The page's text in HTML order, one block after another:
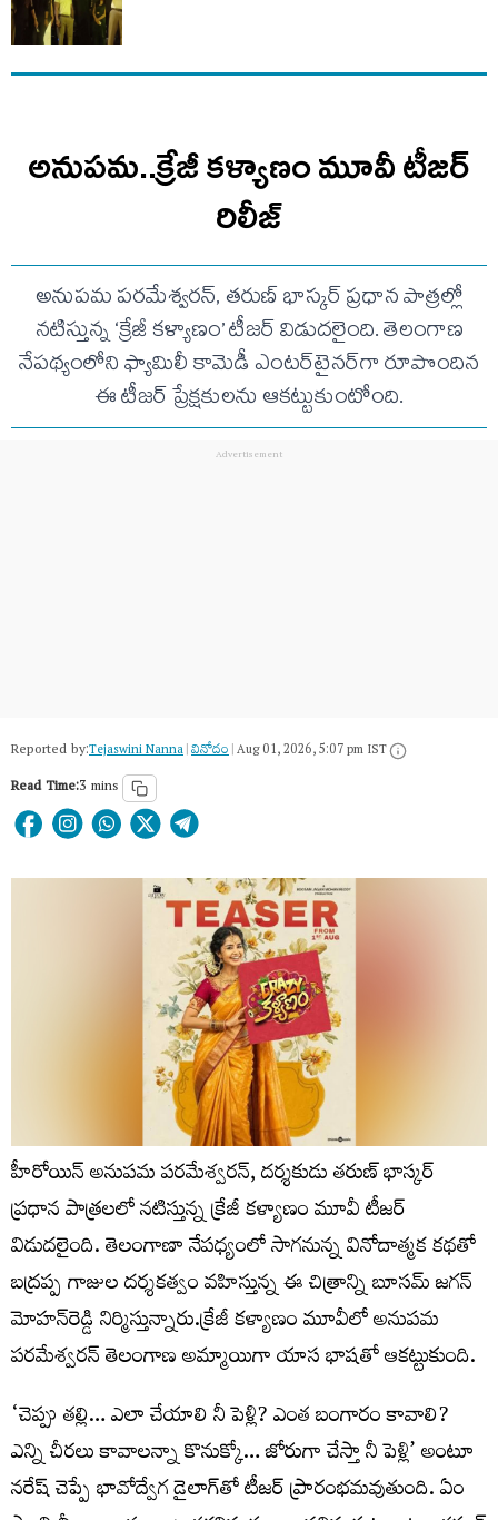
అనుపమ..క్రేజీ కళ్యాణం మూవీ టీజర్
రిలీజ్
అనుపమ పరమేశ్వరన్, తరుణ్ భాస్కర్ ప్రధాన పాత్రల్లో
నటిస్తున్న ‘క్రేజీ కళ్యాణం’ టీజర్ విడుదలైంది. తెలంగాణ
నేపథ్యంలోని ఫ్యామిలీ కామెడీ ఎంటర్‌టైనర్‌గా రూపొందిన
ఈ టీజర్ ప్రేక్షకులను ఆకట్టుకుంటోంది.
Reported by:Tejaswini Nanna|వినోదం|Aug 01, 2026, 5:07 pm IST
Read Time:3 mins
హీరోయిన్ అనుపమ పరమేశ్వరన్, దర్శకుడు తరుణ్ భాస్కర్
ప్రధాన పాత్రలలో నటిస్తున్న క్రేజీ కళ్యాణం మూవీ టీజర్
విడుదలైంది. తెలంగాణా నేపధ్యంలో సాగనున్న వినోదాత్మక కథతో
బద్రప్ప గాజుల దర్శకత్వం వహిస్తున్న ఈ చిత్రాన్ని బూసమ్ జగన్
మోహన్‌రెడ్డి నిర్మిస్తున్నారు.క్రేజీ కళ్యాణం మూవీలో అనుపమ
పరమేశ్వరన్ తెలంగాణ అమ్మాయిగా యాస భాషతో ఆకట్టుకుంది.
‘చెప్పు తల్లి… ఎలా చేయాలి నీ పెళ్లి? ఎంత బంగారం కావాలి?
ఎన్ని చీరలు కావాలన్నా కొనుక్కో… జోరుగా చేస్తా నీ పెళ్లి’ అంటూ
నరేష్ చెప్పే భావోద్వేగ డైలాగ్‌తో టీజర్ ప్రారంభమవుతుంది. ఏం